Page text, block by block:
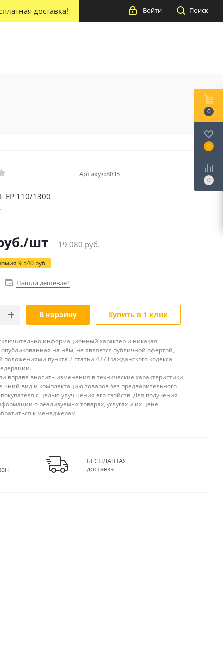
доставка! Поиск
Войти
Артикул:8035
EP 110/1300
/шт 19 080руб.
9 540 руб.
Нашли дешевле?
В корзину Купить в 1 клик
информационный характер и никакая
на нём, не является публичной офертой,
положениями пункта 2 статьи 437 Гражданского кодекса
вправе вносить изменения в технические характеристики,
вид и комплектацию товаров без предварительного
с целью улучшения его свойств. Для получения
о реализуемых товарах, услугах и их цене
к менеджерам
БЕСПЛАТНАЯ
доставка
0
0
0